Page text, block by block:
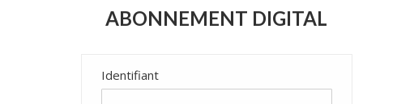
ABONNEMENT DIGITAL
Identifiant